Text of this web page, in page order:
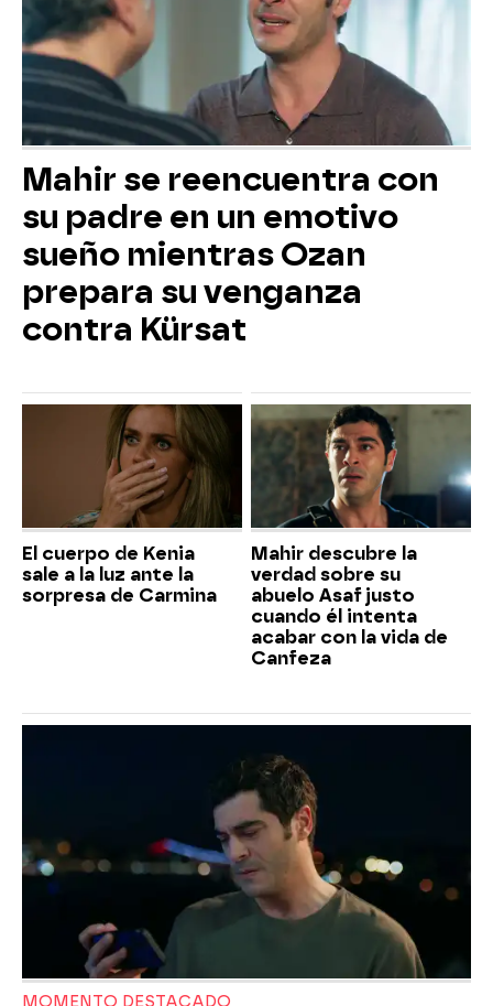
Mahir se reencuentra con
su padre en un emotivo
sueño mientras Ozan
prepara su venganza
contra Kürsat
El cuerpo de Kenia
sale a la luz ante la
sorpresa de Carmina
Mahir descubre la
verdad sobre su
abuelo Asaf justo
cuando él intenta
acabar con la vida de
Canfeza
MOMENTO DESTACADO